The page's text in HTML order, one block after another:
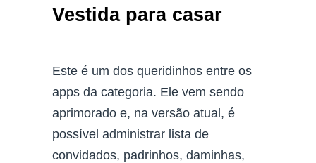
Vestida para casar
Este é um dos queridinhos entre os
apps da categoria. Ele vem sendo
aprimorado e, na versão atual, é
possível administrar lista de
convidados, padrinhos, daminhas,